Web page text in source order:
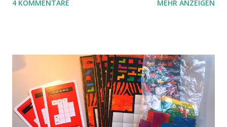
benutzen wir Material aus Grzegorz Rejchtmans Ubongo-
4 KOMMENTARE MEHR ANZEIGEN